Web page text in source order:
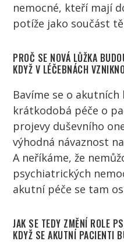
nemocné, kteří mají
potíže jako součást
PROČ SE NOVÁ LŮŽKA
KDYŽ V LÉČEBNÁCH
Bavíme se o akutních
krátkodobá péče o
projevy duševního
výhodná návaznost
A neříkáme, že
psychiatrických
akutní péče se tam
JAK SE TEDY ZMĚNÍ ROLE
KDYŽ SE AKUTNÍ PACIENTI